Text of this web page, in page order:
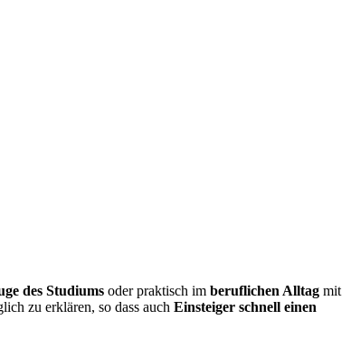
des Studiums oder praktisch im beruflichen Alltag mit
zu erklären, so dass auch Einsteiger schnell einen